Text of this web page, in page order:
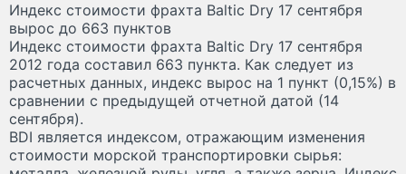
Индекс стоимости фрахта Baltic Dry 17 сентября
вырос до 663 пунктов
Индекс стоимости фрахта Baltic Dry 17 сентября
2012 года составил 663 пункта. Как следует из
расчетных данных, индекс вырос на 1 пункт (0,15%) в
сравнении с предыдущей отчетной датой (14
сентября).
BDI является индексом, отражающим изменения
стоимости морской транспортировки сырья: